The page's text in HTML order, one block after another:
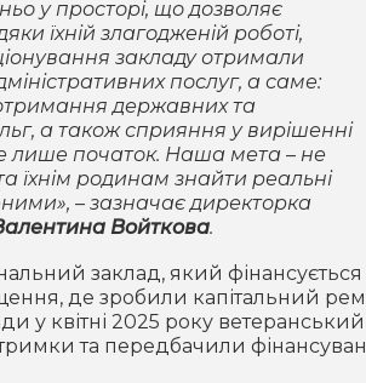
у просторі, що дозволяє
їхній злагодженій роботі,
закладу отримали
послуг, а саме:
державних та
а також сприяння у вирішенні
лише початок. Наша мета – не
їхнім родинам знайти реальні
, – зазначає директорка
Войткова.
заклад, який фінансується
де зробили капітальний
у квітні 2025 року ветеранський
та передбачили